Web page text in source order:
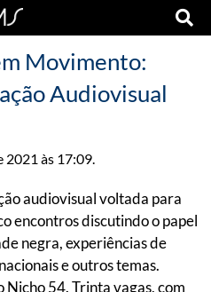
Movimento:
Audiovisual
2021 às 17:09.
audiovisual voltada para
encontros discutindo o papel
negra, experiências de
e outros temas.
54. Trinta vagas, com